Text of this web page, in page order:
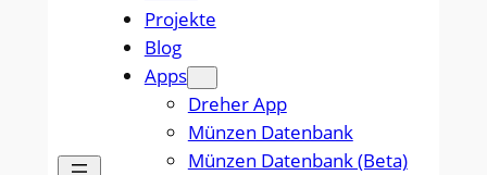
Projekte
Blog
Apps
Dreher App
Münzen Datenbank
Münzen Datenbank (Beta)